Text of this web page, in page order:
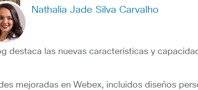
Nathalia Jade Silva Carvalho
destaca las nuevas características y
mejoradas en Webex, incluidos diseños